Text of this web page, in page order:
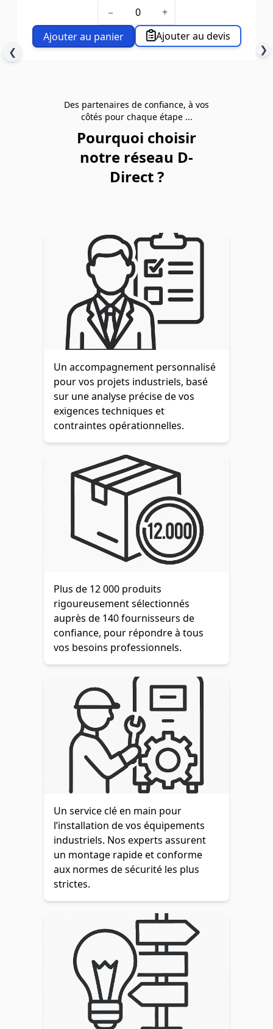
❮ ❯
Dim. ext. L x l. x H (mm)535 x 345 x 195
Cdt5
−
+
Ajouter au panier
Ajouter au devis
Des partenaires de confiance, à vos
côtés pour chaque étape ...
Pourquoi choisir
notre réseau D-
Direct ?
Un accompagnement personnalisé
pour vos projets industriels, basé
sur une analyse précise de vos
exigences techniques et
contraintes opérationnelles.
Plus de 12 000 produits
rigoureusement sélectionnés
auprès de 140 fournisseurs de
confiance, pour répondre à tous
vos besoins professionnels.
Un service clé en main pour
l’installation de vos équipements
industriels. Nos experts assurent
un montage rapide et conforme
aux normes de sécurité les plus
strictes.